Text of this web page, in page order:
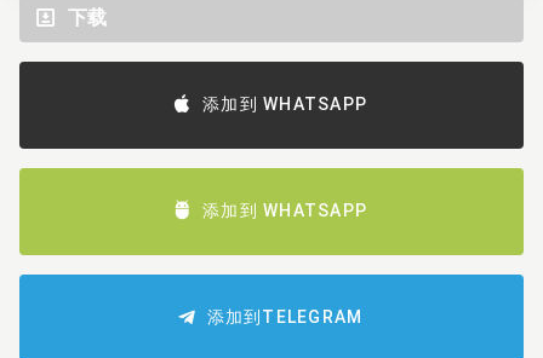
下载
添加到 WHATSAPP
添加到 WHATSAPP
添加到TELEGRAM